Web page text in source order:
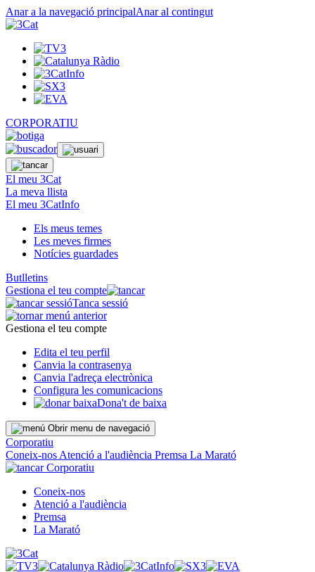
Anar a la navegació principalAnar al contingut
CORPORATIU
El meu 3Cat
La meva llista
El meu 3CatInfo
Els meus temes
Les meves firmes
Notícies guardades
Butlletins
Gestiona el teu compte
Tanca sessió
Gestiona el teu compte
Edita el teu perfil
Canvia la contrasenya
Canvia l'adreça electrònica
Configura les comunicacions
Dona't de baixa
Obrir menu de navegació
Corporatiu
Coneix-nos Atenció a l'audiència Premsa La Marató
Corporatiu
Coneix-nos
Atenció a l'audiència
Premsa
La Marató